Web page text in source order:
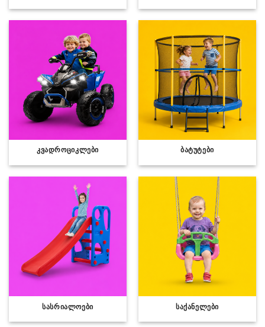
ᲙᲕᲐᲓᲠᲝᲪᲘᲙᲚᲔᲑᲘ ᲑᲐᲢᲣᲢᲔᲑᲘ
ᲡᲐᲡᲠᲘᲐᲚᲝᲔᲑᲘ ᲡᲐᲥᲐᲜᲔᲚᲔᲑᲘ